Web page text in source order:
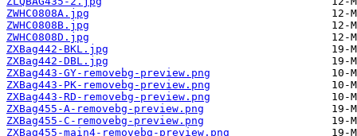
ZWHC0808A.jpg
ZWHC0808B.jpg
ZWHC0808D.jpg
ZXBag442-BKL.jpg
ZXBag442-DBL.jpg
ZXBag443-GY-removebg-preview.png
ZXBag443-PK-removebg-preview.png
ZXBag443-RD-removebg-preview.png
ZXBag455-A-removebg-preview.png
ZXBag455-C-removebg-preview.png
ZXBag455-main4-removebg-preview.png